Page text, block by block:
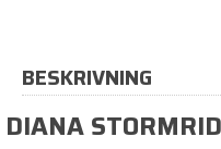
BESKRIVNING
DIANA